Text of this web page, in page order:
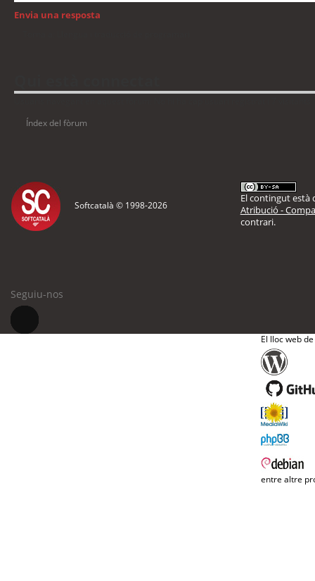
Envia una resposta
Índex del fòrum
Softcatalà © 1998-2026
El contingut està
Atribució -
contrari.
Seguiu-nos
El lloc web
entre altre